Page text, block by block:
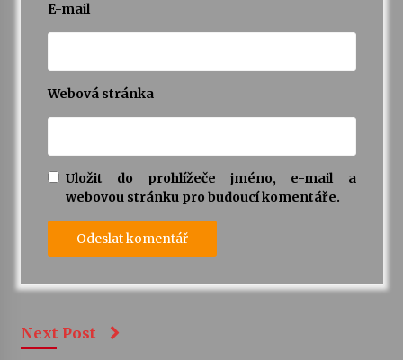
E-mail
Webová stránka
Uložit do prohlížeče jméno, e-mail a
webovou stránku pro budoucí komentáře.
Next Post